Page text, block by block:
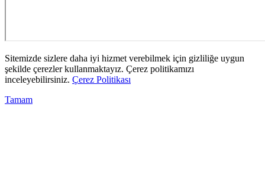
Sitemizde sizlere daha iyi hizmet verebilmek için gizliliğe uygun
şekilde çerezler kullanmaktayız. Çerez politikamızı
inceleyebilirsiniz. Çerez Politikası
Tamam